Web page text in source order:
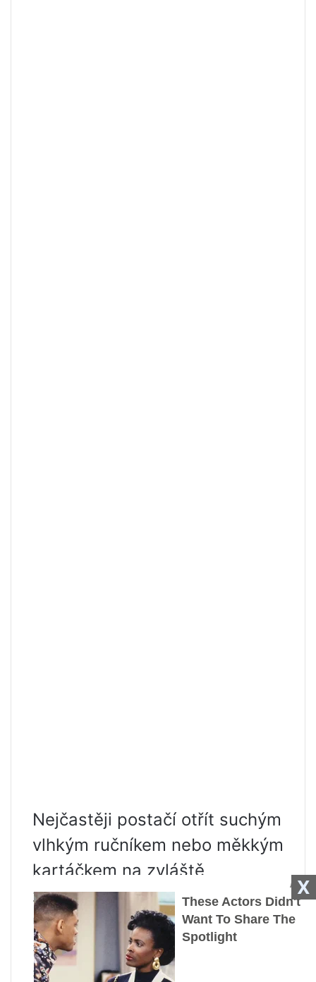
X
Nejčastěji postačí otřít suchým
vlhkým ručníkem nebo měkkým
kartáčkem na zvláště
znečištěná místa. Můžete si
umýt tlapky po procházce po
špinavé ulici, umýt obličej
svému mazlíčkovi po chutném